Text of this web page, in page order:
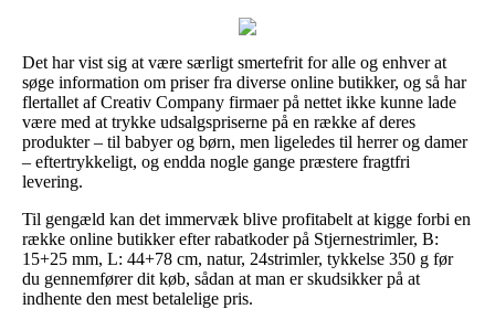
Det har vist sig at være særligt smertefrit for alle og enhver at
søge information om priser fra diverse online butikker, og så har
flertallet af Creativ Company firmaer på nettet ikke kunne lade
være med at trykke udsalgspriserne på en række af deres
produkter – til babyer og børn, men ligeledes til herrer og damer
– eftertrykkeligt, og endda nogle gange præstere fragtfri
levering.
Til gengæld kan det immervæk blive profitabelt at kigge forbi en
række online butikker efter rabatkoder på Stjernestrimler, B:
15+25 mm, L: 44+78 cm, natur, 24strimler, tykkelse 350 g før
du gennemfører dit køb, sådan at man er skudsikker på at
indhente den mest betalelige pris.